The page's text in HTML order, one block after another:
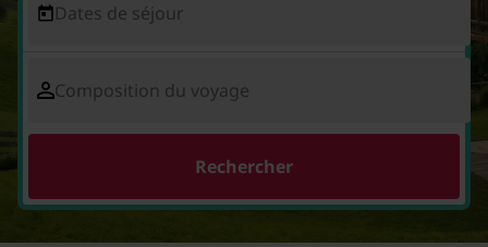
Dates de séjour
Composition du voyage
Rechercher